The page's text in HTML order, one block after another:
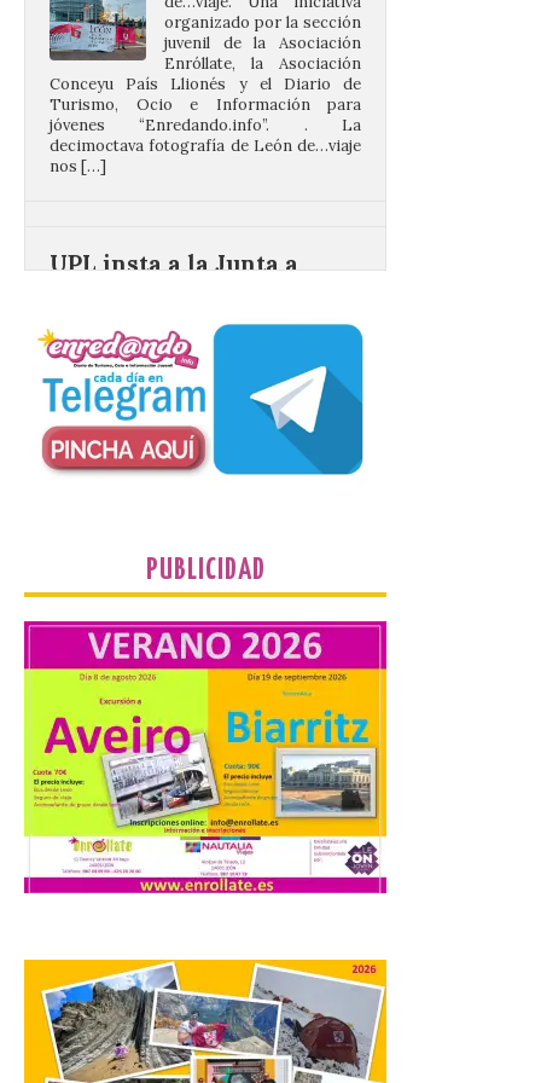
Enróllate, la Asociación
Conceyu País Llionés y el Diario de
Turismo, Ocio e Información para
jóvenes “Enredando.info”. . La
decimoctava fotografía de León de…viaje
nos […]
castillo del Asmesnal, un
BIC en estado de ruina
Un Bien de Interés
Cultural abandonado
desde 1949. Los
procuradores leonesistas
plantean que la Junta
riesgo de colapso. Los procuradores de
Unión del Pueblo […]
La Universidad de León
distribuye folletos con la
programación del evento
del eclipse solar que
organiza con la ESA y el
Ayuntamiento
7 Ago 2026
Información Turística de
León e incluyen, además
del programa del evento, una guía
práctica con recomendaciones
elaboradas por especialistas para
observar el eclipse con seguridad León, 7
PUBLICIDAD